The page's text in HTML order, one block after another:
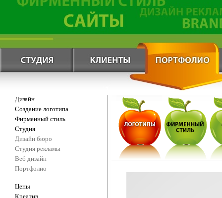
Дизайн
Создание логотипа
Фирменный стиль
Студия
Дизайн бюро
Студия рекламы
Веб дизайн
Портфолио
Цены
Креатив